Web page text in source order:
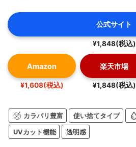
公式サイト
¥1,848(税込)
Amazon
¥1,608(税込)
楽天市場
¥1,848(税込)
カラバリ豊富 使い捨てタイプ
UVカット機能 透明感